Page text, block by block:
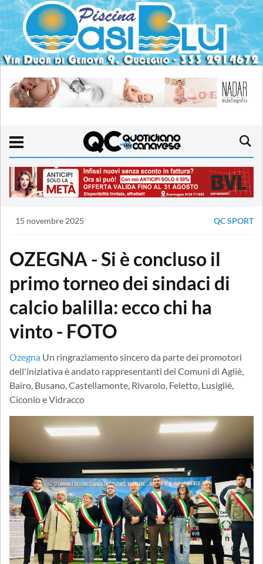
15 novembre 2025 QC SPORT
OZEGNA - Si è concluso il
primo torneo dei sindaci di
calcio balilla: ecco chi ha
vinto - FOTO
Ozegna Un ringraziamento sincero da parte dei promotori
dell'iniziativa è andato rappresentanti dei Comuni di Agliè,
Bairo, Busano, Castellamonte, Rivarolo, Feletto, Lusigliè,
Ciconio e Vidracco